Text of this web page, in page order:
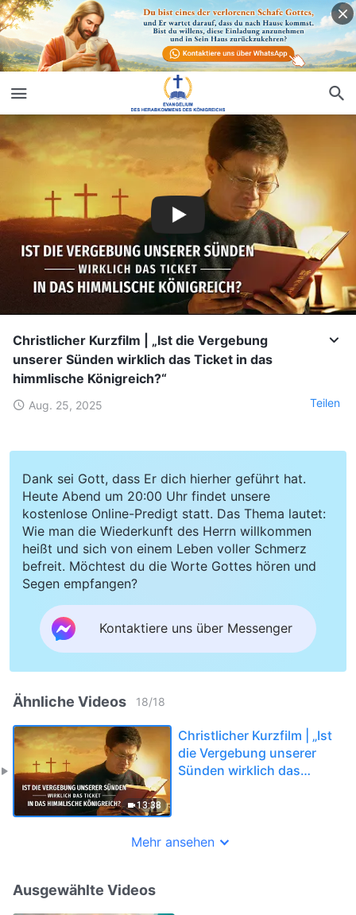
Christlicher Kurzfilm | „Ist die Vergebung
unserer Sünden wirklich das Ticket in das
himmlische Königreich?“
Aug. 25, 2025 Teilen
Dank sei Gott, dass Er dich hierher geführt hat.
Heute Abend um 20:00 Uhr findet unsere
kostenlose Online-Predigt statt. Das Thema lautet:
Wie man die Wiederkunft des Herrn willkommen
heißt und sich von einem Leben voller Schmerz
befreit. Möchtest du die Worte Gottes hören und
Segen empfangen?
Kontaktiere uns über Messenger
Ähnliche Videos 18/18
13:38
Christlicher Kurzfilm | „Ist
die Vergebung unserer
Sünden wirklich das
Mehr ansehen
Ausgewählte Videos